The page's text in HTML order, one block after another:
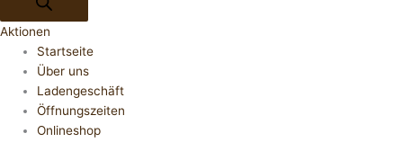
Aktionen
Startseite
Über uns
Ladengeschäft
Öffnungszeiten
Onlineshop